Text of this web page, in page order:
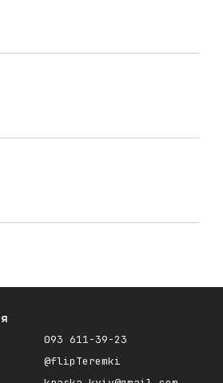
093 611-39-23
@flipTeremki